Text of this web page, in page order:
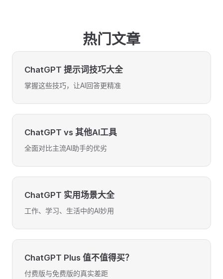
热门文章
ChatGPT 提示词技巧大全
掌握这些技巧，让AI回答更精准
ChatGPT vs 其他AI工具
全面对比主流AI助手的优劣
ChatGPT 实用场景大全
工作、学习、生活中的AI妙用
ChatGPT Plus 值不值得买？
付费版与免费版的真实差距